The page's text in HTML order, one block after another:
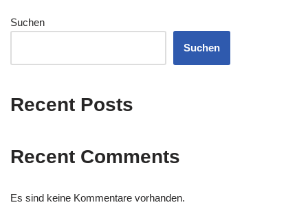
Suchen
Suchen
Recent Posts
Recent Comments
Es sind keine Kommentare vorhanden.